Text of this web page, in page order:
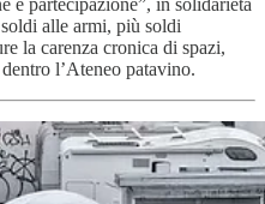
alle armi, più soldi
la carenza cronica di spazi,
l’Ateneo patavino.